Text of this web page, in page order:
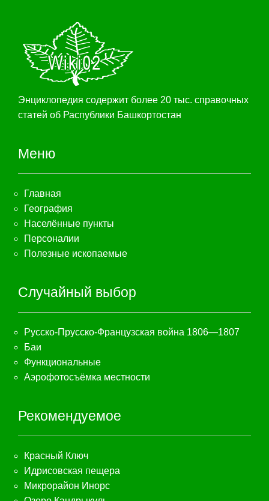
Энциклопедия содержит более 20 тыс. справочных
статей об Распублики Башкортостан
Меню
Главная
География
Населённые пункты
Персоналии
Полезные ископаемые
Случайный выбор
Русско-Прусско-Французская война 1806—1807
Баи
Функциональные
Аэрофотосъёмка местности
Рекомендуемое
Красный Ключ
Идрисовская пещера
Микрорайон Инорс